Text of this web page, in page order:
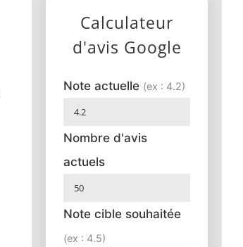
Calculateur
d'avis Google
Note actuelle (ex : 4.2)
Nombre d'avis
actuels
Note cible souhaitée
(ex : 4.5)